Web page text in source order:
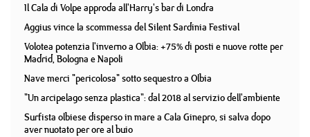
Il Cala di Volpe approda all'Harry's bar di Londra
Aggius vince la scommessa del Silent Sardinia Festival
Volotea potenzia l'inverno a Olbia: +75% di posti e nuove rotte per
Madrid, Bologna e Napoli
Nave merci "pericolosa" sotto sequestro a Olbia
"Un arcipelago senza plastica": dal 2018 al servizio dell'ambiente
Surfista olbiese disperso in mare a Cala Ginepro, si salva dopo
aver nuotato per ore al buio